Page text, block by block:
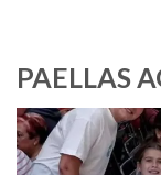
PAELLAS